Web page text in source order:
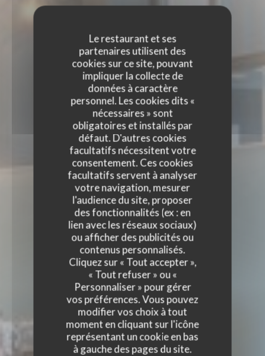
Le restaurant et ses
partenaires utilisent des
cookies sur ce site, pouvant
impliquer la collecte de
données à caractère
personnel. Les cookies dits «
nécessaires » sont
obligatoires et installés par
défaut. D'autres cookies
facultatifs nécessitent votre
consentement. Ces cookies
facultatifs servent à analyser
votre navigation, mesurer
l'audience du site, proposer
des fonctionnalités (ex : en
lien avec les réseaux sociaux)
ou afficher des publicités ou
contenus personnalisés.
Cliquez sur « Tout accepter »,
« Tout refuser » ou «
Personnaliser » pour gérer
vos préférences. Vous pouvez
modifier vos choix à tout
moment en cliquant sur l'icône
représentant un cookie en bas
à gauche des pages du site.